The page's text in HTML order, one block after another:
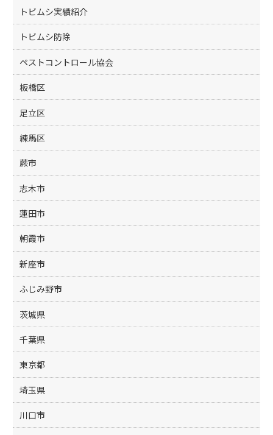
トビムシ実績紹介
トビムシ防除
ペストコントロール協会
板橋区
足立区
練馬区
蕨市
志木市
蓮田市
朝霞市
新座市
ふじみ野市
茨城県
千葉県
東京都
埼玉県
川口市